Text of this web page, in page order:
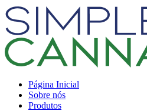
Página Inicial
Sobre nós
Produtos